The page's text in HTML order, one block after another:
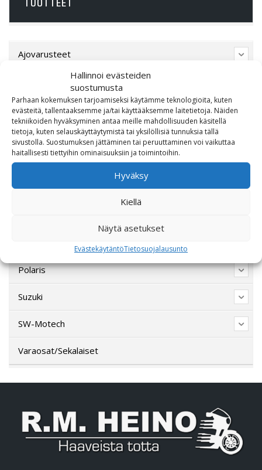
Hallinnoi evästeiden
suostumusta
Parhaan kokemuksen tarjoamiseksi käytämme teknologioita, kuten
evästeitä, tallentaaksemme ja/tai käyttääksemme laitetietoja. Näiden
tekniikoiden hyväksyminen antaa meille mahdollisuuden käsitellä
tietoja, kuten selauskäyttäytymistä tai yksilöllisiä tunnuksia tällä
sivustolla. Suostumuksen jättäminen tai peruuttaminen voi vaikuttaa
haitallisesti tiettyihin ominaisuuksiin ja toimintoihin.
Hyväksy
Kiellä
Näytä asetukset
EvästekäytäntöTietosuojalausunto
Ajovarusteet
Ducati
Harley-Davidson
Indian Motorcycle
Lahjakortti
Polaris
Suzuki
SW-Motech
Varaosat/Sekalaiset